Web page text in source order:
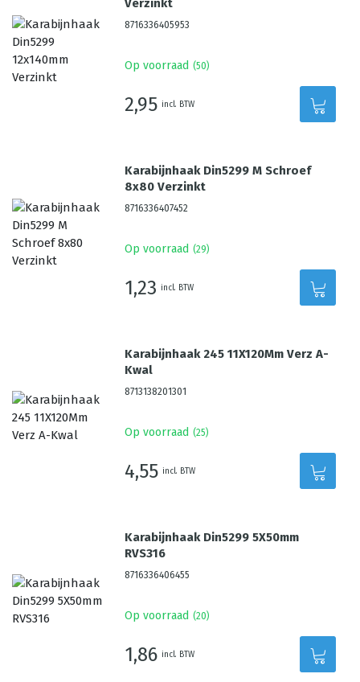
Verzinkt
8716336405953
Op voorraad (50)
2,95 incl. BTW
Karabijnhaak Din5299 M Schroef
8x80 Verzinkt
8716336407452
Op voorraad (29)
1,23 incl. BTW
Karabijnhaak 245 11X120Mm Verz A-
Kwal
8713138201301
Op voorraad (25)
4,55 incl. BTW
Karabijnhaak Din5299 5X50mm
RVS316
8716336406455
Op voorraad (20)
1,86 incl. BTW